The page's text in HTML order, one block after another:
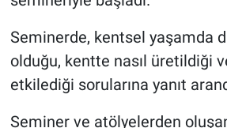
Seminerde, kentsel yaşamda
olduğu, kentte nasıl üretildiği
etkilediği sorularına yanıt
Seminer ve atölyelerden